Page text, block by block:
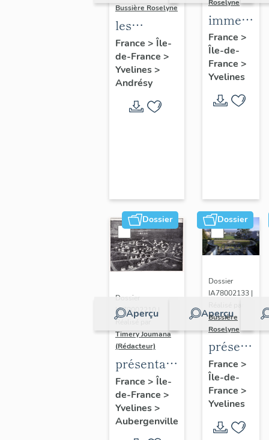
Bussière Roselyne
les
immeubles,
maisons et
fermes du
canton
d'Andrésy
France > Île-
de-France >
Yvelines>
Andrésy
Roselyne
maisons,
fermes
France >
Île-de-
France >
Yvelines
Dossier
Aperçu
Dossier
IA78002210 |
Réalisé par
Timery Joumana
(Rédacteur)
présentation
de l'étude
d'Elisabethville
France > Île-
de-France >
Yvelines>
Aubergenville
Dossier
Aperçu
Dossier
IA78002133 |
Bussière
Roselyne
du
diagnostic
et
France >
Île-de-
France >
Yvelines